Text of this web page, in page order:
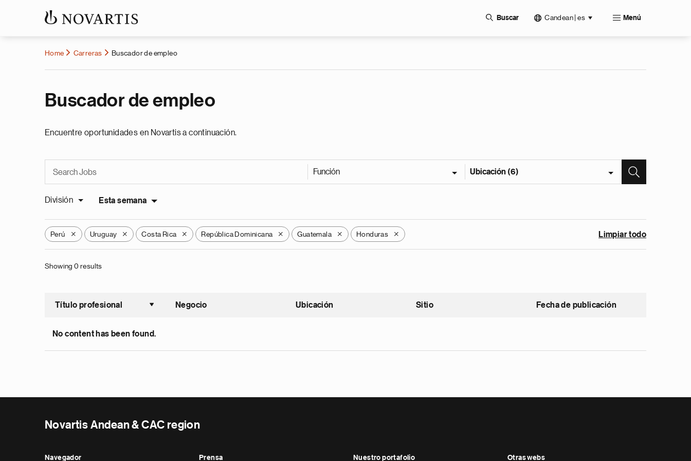
Buscar Candean | es Menú
Home Carreras Buscador de empleo
Buscador de empleo
Encuentre oportunidades en Novartis a continuación.
Función Ubicación (6)
División Esta semana
Perú X Uruguay X Costa Rica X República Dominicana X Guatemala X Honduras X Limpiar todo
Showing 0 results
Título profesional
Ordenar ascendente
Negocio Ubicación Sitio Fecha de publicación
No content has been found.
Novartis Andean & CAC region
Navegador Prensa Nuestro portafolio Otras webs